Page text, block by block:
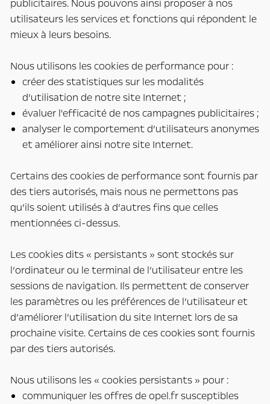
publicitaires. Nous pouvons ainsi proposer à nos
utilisateurs les services et fonctions qui répondent le
mieux à leurs besoins.
Nous utilisons les cookies de performance pour :
créer des statistiques sur les modalités
d’utilisation de notre site Internet ;
évaluer l'efficacité de nos campagnes publicitaires ;
analyser le comportement d’utilisateurs anonymes
et améliorer ainsi notre site Internet.
Certains des cookies de performance sont fournis par
des tiers autorisés, mais nous ne permettons pas
qu’ils soient utilisés à d’autres fins que celles
mentionnées ci-dessus.
Les cookies dits « persistants » sont stockés sur
l’ordinateur ou le terminal de l’utilisateur entre les
sessions de navigation. Ils permettent de conserver
les paramètres ou les préférences de l’utilisateur et
d’améliorer l’utilisation du site Internet lors de sa
prochaine visite. Certains de ces cookies sont fournis
par des tiers autorisés.
Nous utilisons les « cookies persistants » pour :
communiquer les offres de opel.fr susceptibles